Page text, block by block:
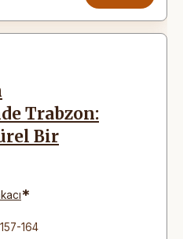
Trabzon:
Bir
*
164